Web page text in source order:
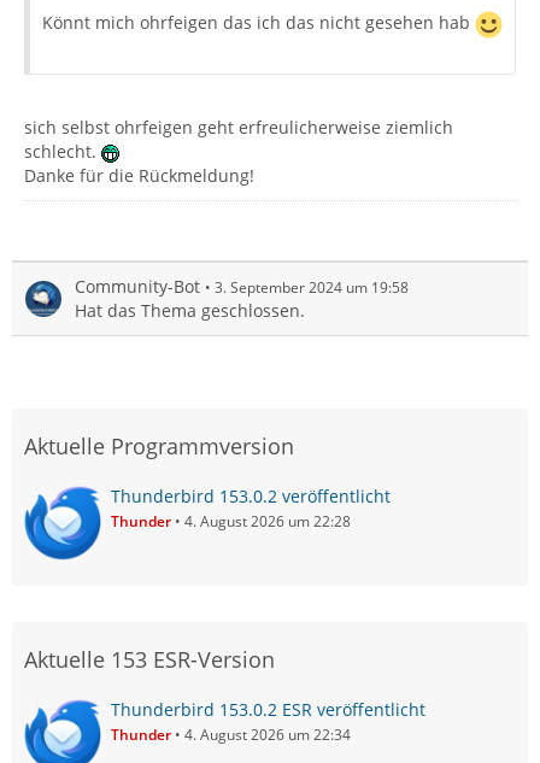
Könnt mich ohrfeigen das ich das nicht gesehen hab
sich selbst ohrfeigen geht erfreulicherweise ziemlich
schlecht.
Danke für die Rückmeldung!
Community-Bot 3. September 2024 um 19:58
Hat das Thema geschlossen.
Aktuelle Programmversion
Thunderbird 153.0.2 veröffentlicht
Thunder 4. August 2026 um 22:28
Aktuelle 153 ESR-Version
Thunderbird 153.0.2 ESR veröffentlicht
Thunder 4. August 2026 um 22:34